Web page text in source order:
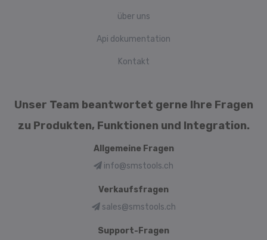
über uns
Api dokumentation
Kontakt
Unser Team beantwortet gerne Ihre Fragen
zu Produkten, Funktionen und Integration.
Allgemeine Fragen
info@smstools.ch
Verkaufsfragen
sales@smstools.ch
Support-Fragen